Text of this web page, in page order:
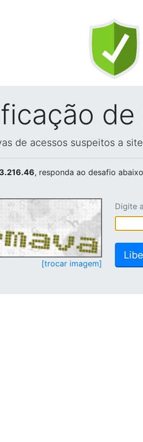
de acessos suspeitos a
, responda ao desafio
[trocar imagem]
Digite